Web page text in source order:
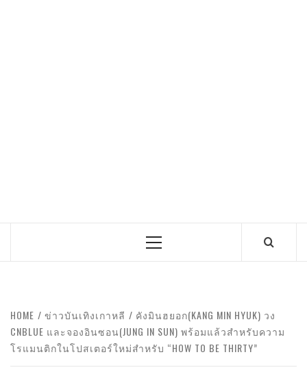
Primary
HOME ข่าวบันเทิงเกาหลี
คังมินฮยอก(KANG MIN HYUK) วง
CNBLUE และจองอินซอน(JUNG IN SUN) พร้อมแล้วสำหรับความ
โรแมนติกในโปสเตอร์ใหม่สำหรับ “HOW TO BE THIRTY”